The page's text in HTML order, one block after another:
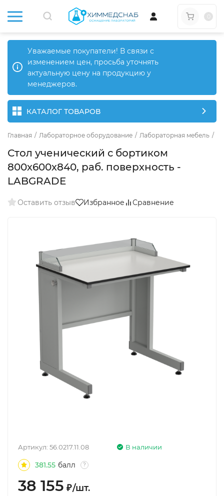
Уважаемые покупатели! В связи с
изменением цен, просьба уточнять
актуальную цену на продукцию у
менеджеров.
КАТАЛОГ ТОВАРОВ
Главная / Лабораторное оборудование / Лабораторная мебель /
Стол ученический с бортиком
800х600х840, раб. поверхность -
LABGRADE
Оставить отзыв Избранное Сравнение
В наличии
Артикул: 56.0217.11.08
381.55 балл ?
38 155 ₽/шт.